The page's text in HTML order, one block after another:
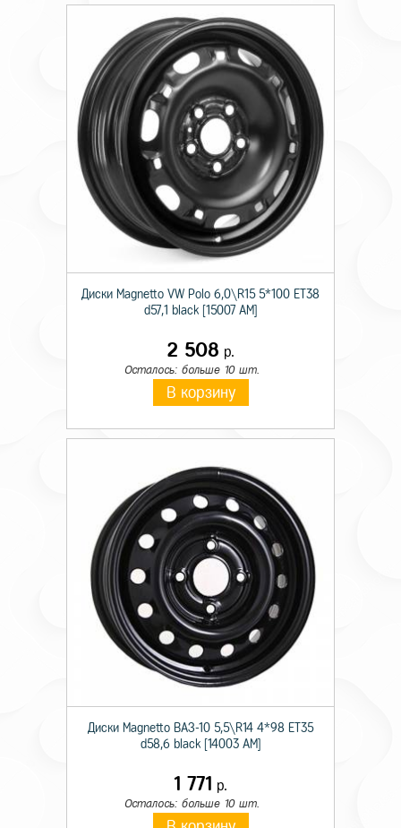
Диски Magnetto VW Polo 6,0\R15 5*100 ET38
d57,1 black [15007 AM]
2 508 р.
Осталось: больше 10 шт.
В корзину
Диски Magnetto ВАЗ-10 5,5\R14 4*98 ET35
d58,6 black [14003 AM]
1 771 р.
Осталось: больше 10 шт.